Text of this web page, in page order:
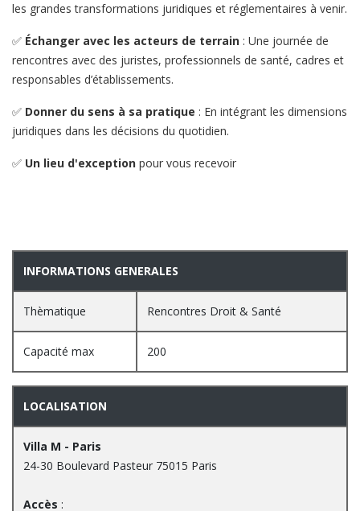
les grandes transformations juridiques et réglementaires à venir.
✅ Échanger avec les acteurs de terrain : Une journée de
rencontres avec des juristes, professionnels de santé, cadres et
responsables d’établissements.
✅ Donner du sens à sa pratique : En intégrant les dimensions
juridiques dans les décisions du quotidien.
✅ Un lieu d'exception pour vous recevoir
INFORMATIONS GENERALES
Thèmatique Rencontres Droit & Santé
Capacité max 200
LOCALISATION
Villa M - Paris
24-30 Boulevard Pasteur 75015 Paris
Accès :